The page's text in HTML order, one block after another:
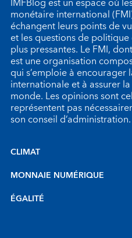
monétaire international
échangent leurs points de
et les questions de
plus pressantes. Le FMI,
est une organisation
qui s’emploie à
internationale et à assurer
monde. Les opinions sont
représentent pas
son conseil d’administration.
CLIMAT
MONNAIE NUMÉRIQUE
ÉGALITÉ